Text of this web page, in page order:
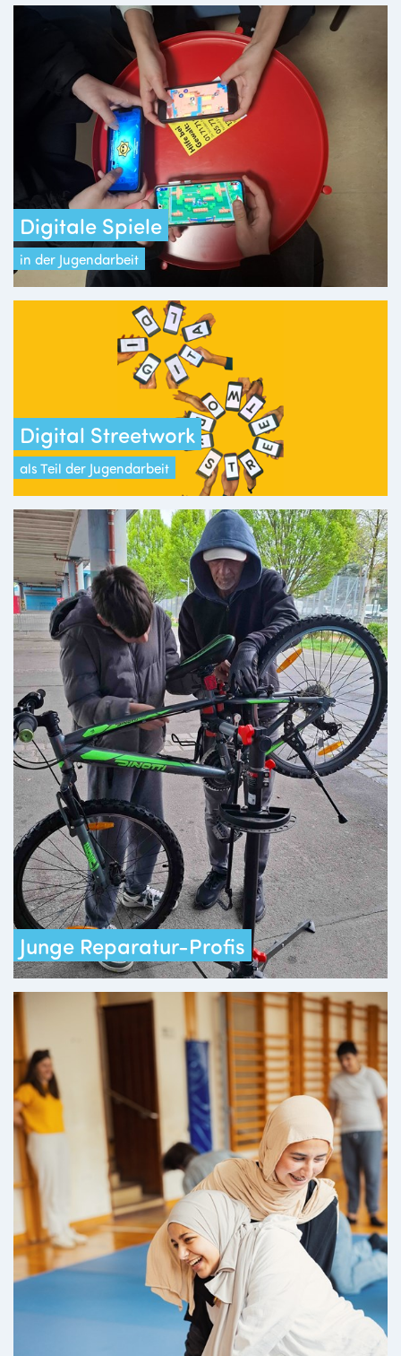
Digitale Spiele
in der Jugendarbeit
Digital Streetwork
als Teil der Jugendarbeit
Junge Reparatur-Profis